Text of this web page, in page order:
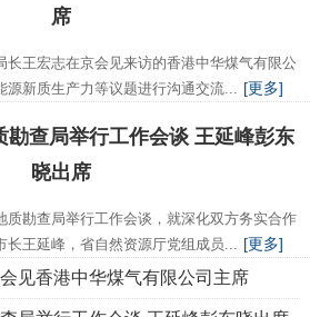
席
长王宏志在京会见来访的香港中华煤气有限公
源新质生产力等议题进行沟通交流... [更多]
勘查局举行工作会谈 王延峰彭东
晓出席
质勘查局举行工作会谈，就深化双方务实合作
长王延峰，省自然资源厅党组成员... [更多]
见香港中华煤气有限公司主席